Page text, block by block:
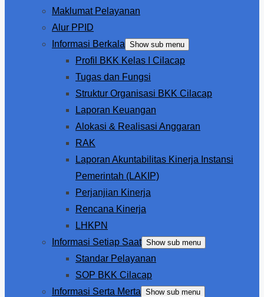
Maklumat Pelayanan
Alur PPID
Informasi Berkala Show sub menu
Profil BKK Kelas I Cilacap
Tugas dan Fungsi
Struktur Organisasi BKK Cilacap
Laporan Keuangan
Alokasi & Realisasi Anggaran
RAK
Laporan Akuntabilitas Kinerja Instansi
Pemerintah (LAKIP)
Perjanjian Kinerja
Rencana Kinerja
LHKPN
Informasi Setiap Saat Show sub menu
Standar Pelayanan
SOP BKK Cilacap
Informasi Serta Merta Show sub menu